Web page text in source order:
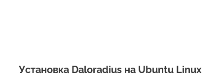
Установка Daloradius на Ubuntu Linux